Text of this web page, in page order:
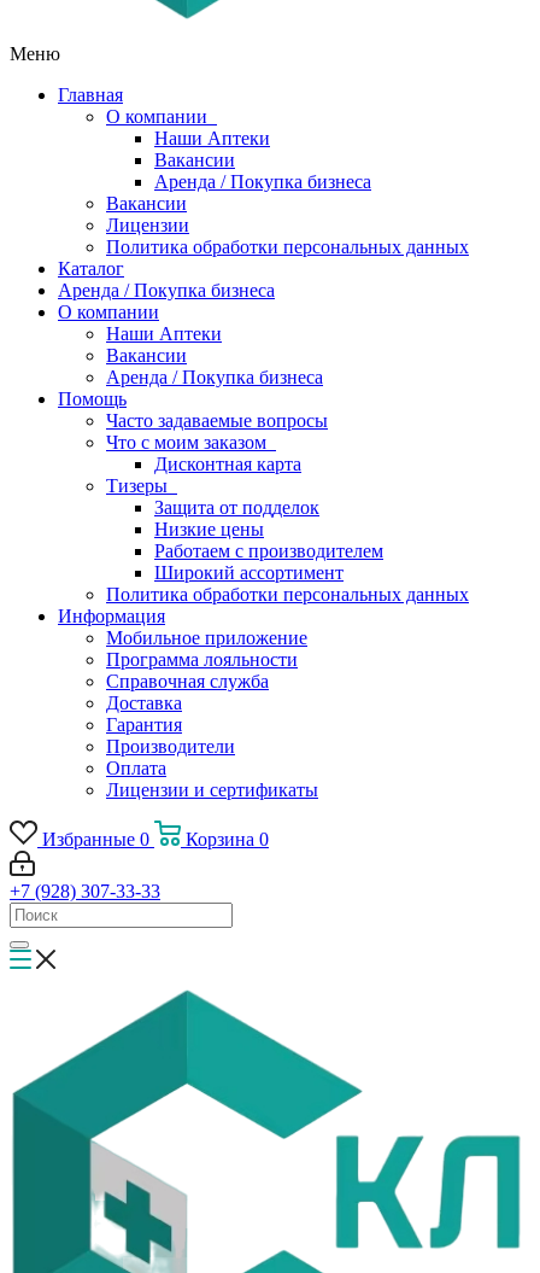
Меню
Главная
О компании
Наши Аптеки
Вакансии
Аренда / Покупка бизнеса
Вакансии
Лицензии
Политика обработки персональных данных
Каталог
Аренда / Покупка бизнеса
О компании
Наши Аптеки
Вакансии
Аренда / Покупка бизнеса
Помощь
Часто задаваемые вопросы
Что с моим заказом
Дисконтная карта
Тизеры
Защита от подделок
Низкие цены
Работаем с производителем
Широкий ассортимент
Политика обработки персональных данных
Информация
Мобильное приложение
Программа лояльности
Справочная служба
Доставка
Гарантия
Производители
Оплата
Лицензии и сертификаты
Избранные 0 Корзина 0
+7 (928) 307-33-33